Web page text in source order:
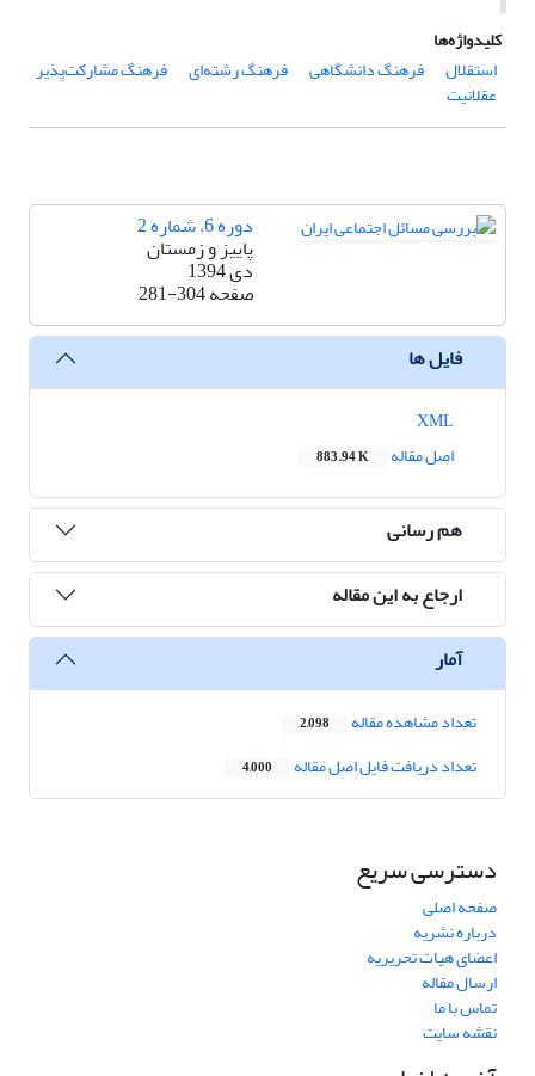
کلیدواژه‌ها
استقلال
فرهنگ دانشگاهی فرهنگ رشته‌ای فرهنگ مشارکت‌پذیر
عقلانیت
دوره 6، شماره 2
پاییز و زمستان
دی 1394
صفحه281-304
فایل ها
اصل مقاله
883.94 K
هم رسانی
ارجاع به این مقاله
آمار
تعداد مشاهده مقاله 2,098
تعداد دریافت فایل اصل مقاله 4,000
دسترسی سریع
صفحه اصلی
درباره نشریه
اعضای هیات تحریریه
ارسال مقاله
تماس با ما
نقشه سایت